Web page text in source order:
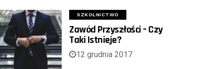
SZKOLNICTWO
Zawód Przyszłości – Czy
Taki Istnieje?
12 grudnia 2017